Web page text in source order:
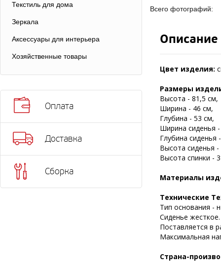
Текстиль для дома
Зеркала
Аксессуары для интерьера
Хозяйственные товары
Оплата
Доставка
Сборка
Всего фотографий:
Описание
Цвет изделия:
Размеры
Высота - 81,5 см,
Ширина - 46 см,
Глубина - 53 см,
Ширина сиденья
Глубина сиденья
Высота сиденья
Высота спинки -
Материалы
Технические
Тип основания -
Сиденье жесткое.
Поставляется в
Максимальная
Страна-